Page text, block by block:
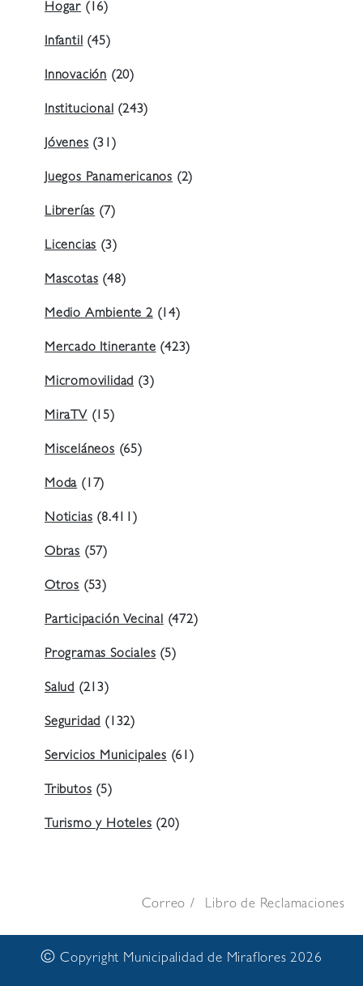
Hogar (16)
Infantil (45)
Innovación (20)
Institucional (243)
Jóvenes (31)
Juegos Panamericanos (2)
Librerías (7)
Licencias (3)
Mascotas (48)
Medio Ambiente 2(14)
Mercado Itinerante (423)
Micromovilidad (3)
MiraTV (15)
Misceláneos (65)
Moda (17)
Noticias (8.411)
Obras (57)
Otros (53)
Participación Vecinal (472)
Programas Sociales (5)
Salud (213)
Seguridad (132)
Servicios Municipales (61)
Tributos (5)
Turismo y Hoteles (20)
Correo Libro de Reclamaciones
© Copyright Municipalidad de Miraflores 2026